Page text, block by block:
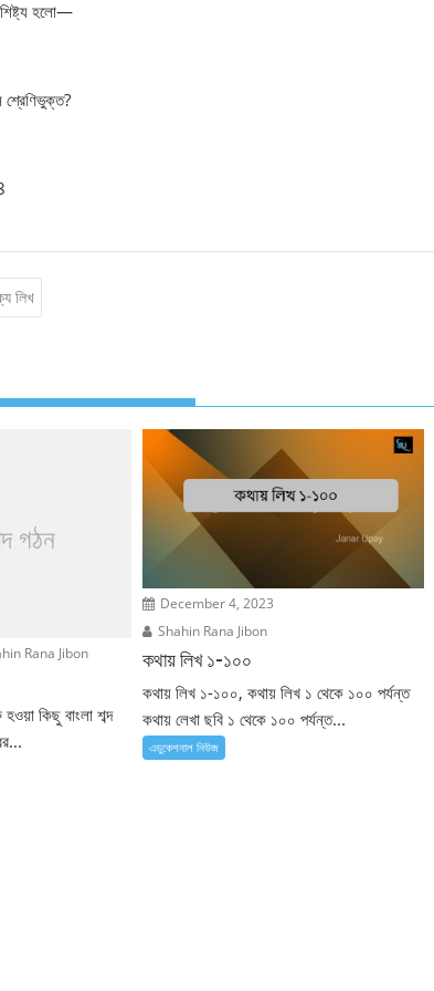
হলো—
শ্রেণিভুক্ত?
লিখ
গঠন
Rana Jibon
কিছু বাংলা শব্দ
December 4, 2023
Shahin Rana Jibon
কথায় লিখ ১-১০০
কথায় লিখ ১-১০০, কথায় লিখ ১ থেকে ১০০ পর্যন্ত
কথায় লেখা ছবি ১ থেকে ১০০ পর্যন্ত...
এডুকেশনাল নিউজ